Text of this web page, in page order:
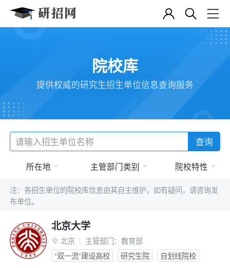
院校库
提供权威的研究生招生单位信息查询服务
查询
所在地 主管部门类别 院校特性
注：各招生单位的院校库信息由其自主维护，如有疑问，请咨询发
布单位。
北京大学
 北京 主管部门： 教育部
“双一流”建设高校
研究生院 自划线院校